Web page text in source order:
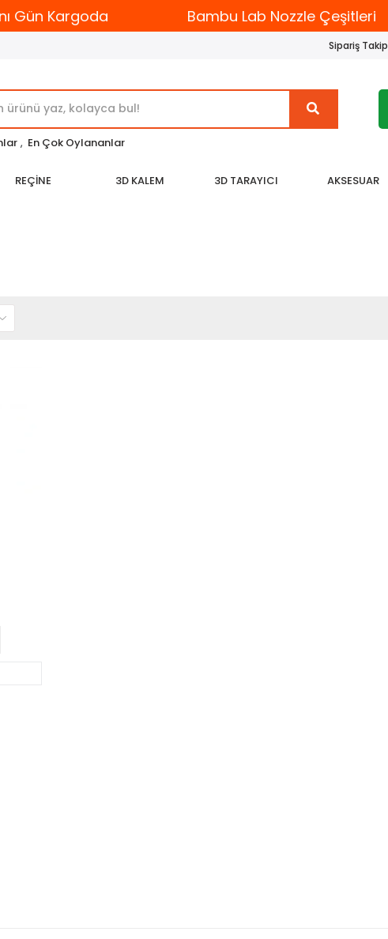
Gün Kargoda Bambu Lab Nozzle Çeşitleri
Sipariş Takip
, En Çok Oylananlar
REÇİNE 3D KALEM 3D TARAYICI AKSESUAR